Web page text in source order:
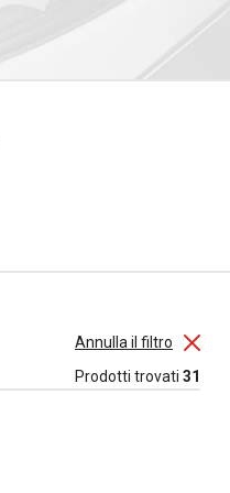
Annulla il filtro
Prodotti trovati 31